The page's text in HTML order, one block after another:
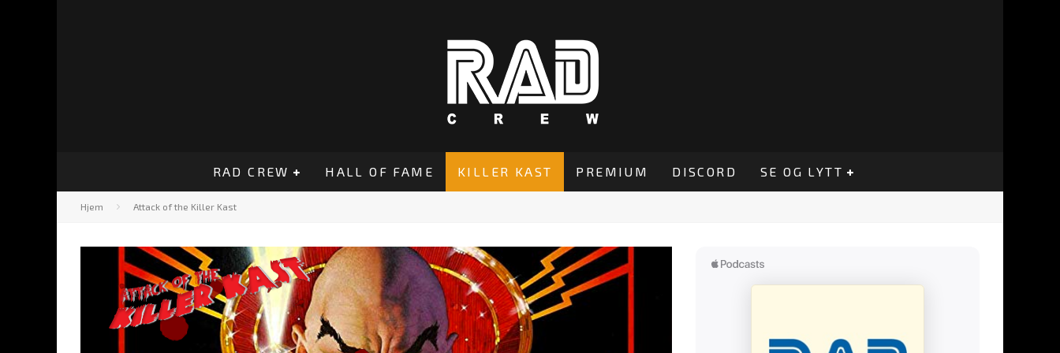
RAD CREW HALL OF FAME KILLER KAST PREMIUM DISCORD SE OG LYTT
Hjem Attack of the Killer Kast